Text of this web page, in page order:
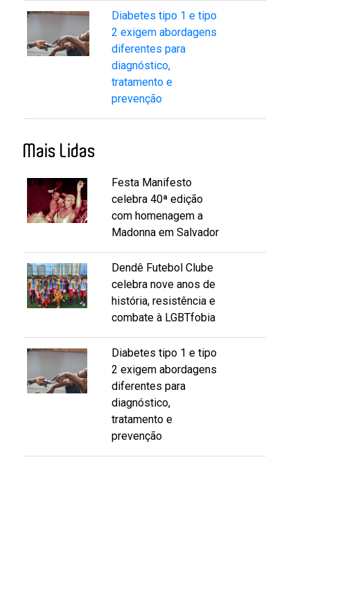
Diabetes tipo 1 e tipo
2 exigem abordagens
diferentes para
diagnóstico,
tratamento e
prevenção
Mais Lidas
Festa Manifesto
celebra 40ª edição
com homenagem a
Madonna em Salvador
Dendê Futebol Clube
celebra nove anos de
história, resistência e
combate à LGBTfobia
Diabetes tipo 1 e tipo
2 exigem abordagens
diferentes para
diagnóstico,
tratamento e
prevenção